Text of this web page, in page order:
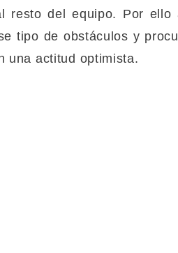
resto del equipo. Por
tipo de obstáculos y
una actitud optimista.